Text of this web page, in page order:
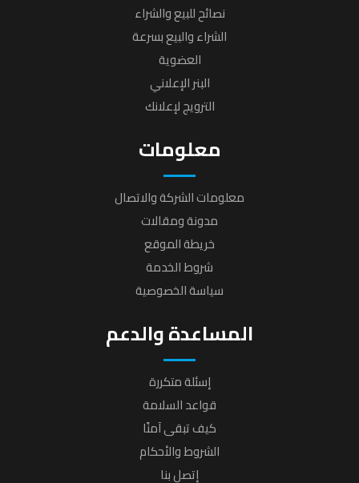
نصائح للبيع والشراء
الشراء والبيع بسرعة
العضوية
البنر الإعلاني
الترويج لإعلانك
معلومات
معلومات الشركة والاتصال
مدونة ومقالات
خريطة الموقع
شروط الخدمة
سياسة الخصوصية
المساعدة والدعم
إسئلة متكررة
قواعد السلامة
كيف تبقى آمنًا
الشروط والأحكام
إتصل بنا